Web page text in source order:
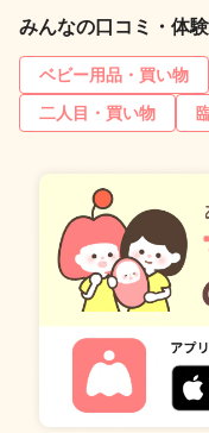
みんなの口コミ・体
ベビー用品・買い物
二人目・買い物